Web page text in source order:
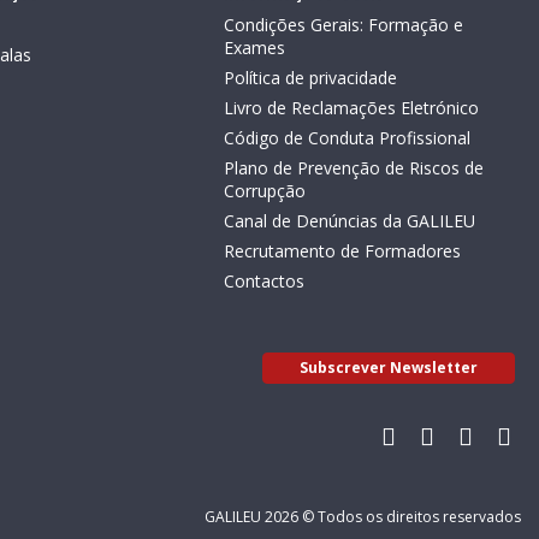
Condições Gerais: Formação e
Exames
Política de privacidade
Livro de Reclamações Eletrónico
Código de Conduta Profissional
Plano de Prevenção de Riscos de
Corrupção
Canal de Denúncias da GALILEU
Recrutamento de Formadores
Contactos
Subscrever Newsletter
GALILEU 2026 © Todos os direitos reservados